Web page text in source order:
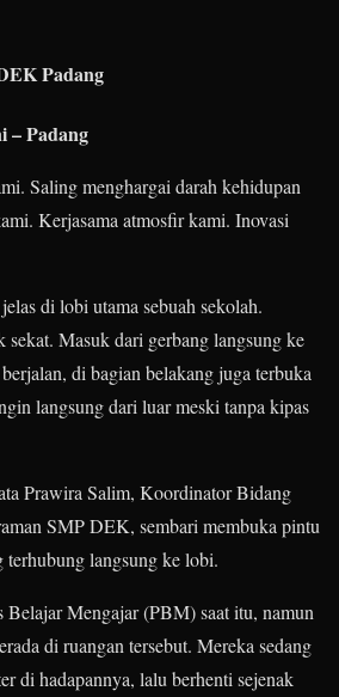
Padang
– Padang
Saling menghargai darah kehidupan
Kerjasama atmosfir kami. Inovasi
di lobi utama sebuah sekolah.
sekat. Masuk dari gerbang langsung ke
di bagian belakang juga terbuka
langsung dari luar meski tanpa kipas
Prawira Salim, Koordinator Bidang
SMP DEK, sembari membuka pintu
terhubung langsung ke lobi.
Belajar Mengajar (PBM) saat itu, namun
di ruangan tersebut. Mereka sedang
di hadapannya, lalu berhenti sejenak